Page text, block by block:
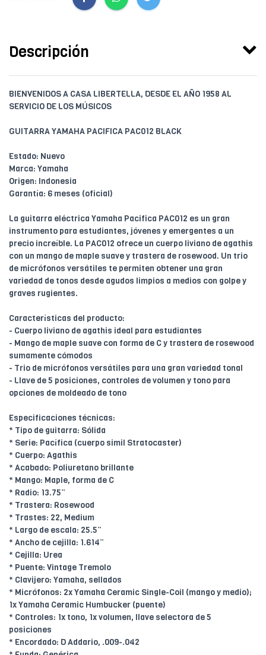
Descripción
BIENVENIDOS A CASA LIBERTELLA, DESDE EL AÑO 1958 AL
SERVICIO DE LOS MÚSICOS
GUITARRA YAMAHA PACIFICA PAC012 BLACK
Estado: Nuevo
Marca: Yamaha
Origen: Indonesia
Garantía: 6 meses (oficial)
La guitarra eléctrica Yamaha Pacifica PAC012 es un gran
instrumento para estudiantes, jóvenes y emergentes a un
precio increíble. La PAC012 ofrece un cuerpo liviano de agathis
con un mango de maple suave y trastera de rosewood. Un trio
de micrófonos versátiles te permiten obtener una gran
variedad de tonos desde agudos limpios a medios con golpe y
graves rugientes.
Características del producto:
- Cuerpo liviano de agathis ideal para estudiantes
- Mango de maple suave con forma de C y trastera de rosewood
sumamente cómodos
- Trio de micrófonos versátiles para una gran variedad tonal
- Llave de 5 posiciones, controles de volumen y tono para
opciones de moldeado de tono
Especificaciones técnicas:
* Tipo de guitarra: Sólida
* Serie: Pacífica (cuerpo simil Stratocaster)
* Cuerpo: Agathis
* Acabado: Poliuretano brillante
* Mango: Maple, forma de C
* Radio: 13.75”
* Trastera: Rosewood
* Trastes: 22, Medium
* Largo de escala: 25.5”
* Ancho de cejilla: 1.614”
* Cejilla: Urea
* Puente: Vintage Tremolo
* Clavijero: Yamaha, sellados
* Micrófonos: 2x Yamaha Ceramic Single-Coil (mango y medio);
1x Yamaha Ceramic Humbucker (puente)
* Controles: 1x tono, 1x volumen, llave selectora de 5
posiciones
* Encordado: D Addario, .009-.042